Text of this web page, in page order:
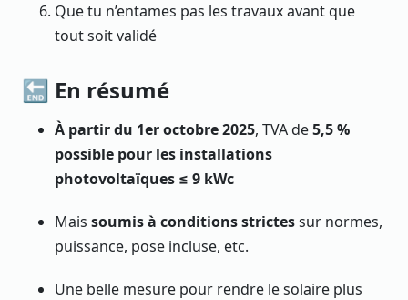
Que tu n’entames pas les travaux avant que
tout soit validé
🔚 En résumé
À partir du 1er octobre 2025, TVA de5,5 %
possible pour les installations
photovoltaïques ≤ 9 kWc
Mais soumis à conditions strictessur normes,
puissance, pose incluse, etc.
Une belle mesure pour rendre le solaire plus